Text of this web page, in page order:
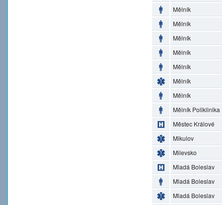
Mělník
Mělník
Mělník
Mělník
Mělník
Mělník
Mělník
Mělník Poliklinika
Městec Králové
Mikulov
Milevsko
Mladá Boleslav
Mladá Boleslav
Mladá Boleslav